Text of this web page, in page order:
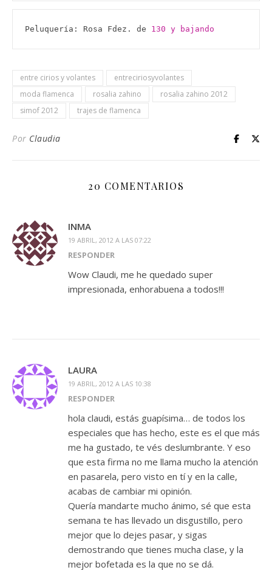
Peluquería: Rosa Fdez. de 130 y bajando
entre cirios y volantes
entreciriosyvolantes
moda flamenca
rosalia zahino
rosalia zahino 2012
simof 2012
trajes de flamenca
Por Claudia
20 COMENTARIOS
INMA
19 ABRIL, 2012 A LAS 07:22
RESPONDER
Wow Claudi, me he quedado super
impresionada, enhorabuena a todos!!!
LAURA
19 ABRIL, 2012 A LAS 10:38
RESPONDER
hola claudi, estás guapísima… de todos los
especiales que has hecho, este es el que más
me ha gustado, te vés deslumbrante. Y eso
que esta firma no me llama mucho la atención
en pasarela, pero visto en tí y en la calle,
acabas de cambiar mi opinión.
Quería mandarte mucho ánimo, sé que esta
semana te has llevado un disgustillo, pero
mejor que lo dejes pasar, y sigas
demostrando que tienes mucha clase, y la
mejor bofetada es la que no se dá.